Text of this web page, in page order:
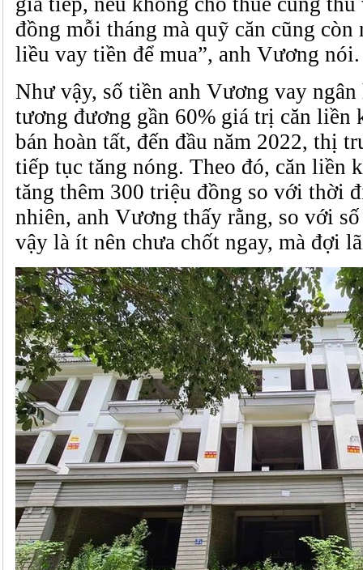
đồng mỗi tháng mà quỹ căn cũng
liều vay tiền để mua”, anh Vương nói.
Như vậy, số tiền anh Vương vay
tương đương gần 60% giá trị căn liền
bán hoàn tất, đến đầu năm 2022, thị
tiếp tục tăng nóng. Theo đó, căn liền
tăng thêm 300 triệu đồng so với thời
nhiên, anh Vương thấy rằng, so với
vậy là ít nên chưa chốt ngay, mà đợi